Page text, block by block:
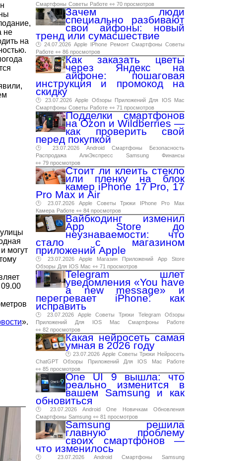
не
на
могут
».
Смартфоны Советы Работе 👀 70 просмотров
Зачем люди
специально разбивают
свои айфоны: новый
тренд или сумасшествие
🕑 24.07.2026 Apple IPhone Ремонт Смартфоны Советы
Работе 👀 86 просмотров
Как заказать цветы
через Яндекс на
айфоне: пошаговая
инструкция и промокод на
скидку
🕑 23.07.2026 Apple Обзоры Приложений Для IOS
Mac
Смартфоны Советы Работе 👀 71 просмотров
Подделки смартфонов
на Ozon и Wildberries —
как проверить свой
перед покупкой
🕑 23.07.2026 Android Смартфоны
Безопасность
Распродажа
АлиЭкспресс Samsung
Финансы
👀 79 просмотров
Стоит ли клеить стекло
или пленку на блок
камер iPhone 17 Pro, 17
Pro Max и Air
🕑 23.07.2026 Apple Советы Трюки IPhone Pro
Max
Камера Работе 👀 84 просмотров
Вайбкодинг изменил
App Store до
неузнаваемости: что
стало с магазином
приложений Apple
🕑 23.07.2026 Apple Магазин Приложений App
Store
Обзоры Для IOS Mac 👀 71 просмотров
Telegram шлет
уведомления «You have
a new message» и
перегревает iPhone: как
исправить
🕑 23.07.2026 Apple Советы Трюки Telegram
Обзоры
Приложений
Для IOS Mac Смартфоны
Работе
👀 82 просмотров
Какая нейросеть самая
умная в 2026 году
🕑 23.07.2026 Apple Советы Трюки Нейросеть
ChatGPT
Обзоры Приложений Для IOS Mac
Работе
👀 85 просмотров
One UI 9 вышла: что
реально изменится в
вашем Samsung и как
обновиться
🕑 23.07.2026 Android One Новичкам
Обновления
Смартфоны Samsung 👀 81 просмотров
Samsung решила
главную проблему
своих смартфонов —
что изменилось
🕑 23.07.2026 Android Смартфоны
Samsung